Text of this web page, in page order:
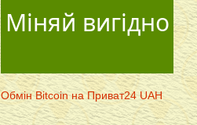
Міняй вигідно
Обмін Bitcoin на Приват24 UAH